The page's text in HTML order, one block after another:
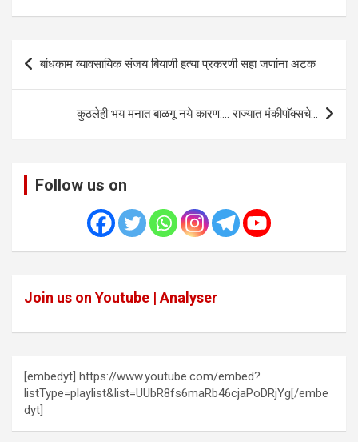
Post
navigation
बांधकाम व्यावसायिक संजय बियाणी हत्या प्रकरणी सहा जणांना अटक
कुठलेही भय मनात बाळगू नये कारण…. राज्यात मंकीपाॅक्सचे…
Follow us on
Join us on Youtube | Analyser
[embedyt] https://www.youtube.com/embed?
listType=playlist&list=UUbR8fs6maRb46cjaPoDRjYg[/embe
dyt]